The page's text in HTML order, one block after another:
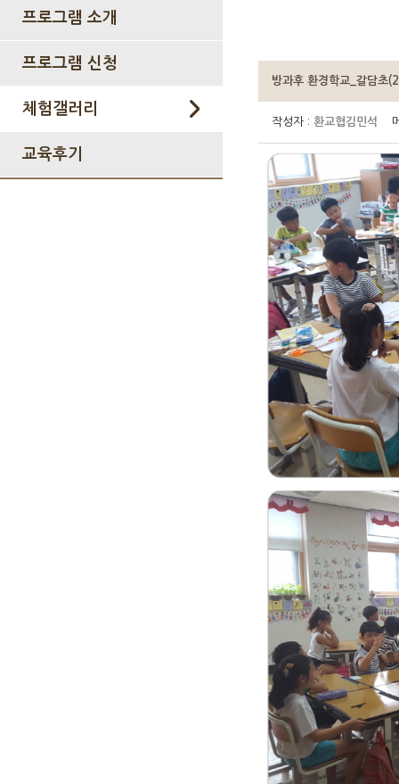
프로그램 소개
프로그램 신청
체험갤러리
교육후기
방과후 환경학교_갈담초
작성자 : 환교협김민석